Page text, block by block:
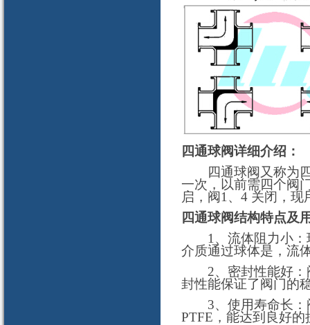
四通球阀详细介绍：
四通球阀又称为四
一次，以前需四个阀
启，阀1、4 关闭，
四通球阀结构特点及
1、流体阻力小：
介质通过球体是，流
2、密封性能好：
封性能保证了阀门的
3、使用寿命长：
PTFE，能达到良好